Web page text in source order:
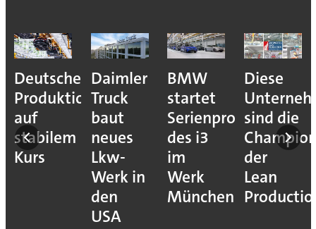
Deutsche
Produktion
auf
stabilem
Kurs
Daimler
Truck
baut
neues
Lkw-
Werk in
den
USA
BMW
startet
Serienproduktion
des i3
im
Werk
München
Diese
sind die
der
Lean